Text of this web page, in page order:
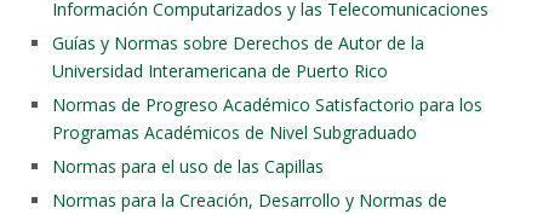
Información Computarizados y las Telecomunicaciones
Guías y Normas sobre Derechos de Autor de la
Universidad Interamericana de Puerto Rico
Normas de Progreso Académico Satisfactorio para los
Programas Académicos de Nivel Subgraduado
Normas para el uso de las Capillas
Normas para la Creación, Desarrollo y Normas de